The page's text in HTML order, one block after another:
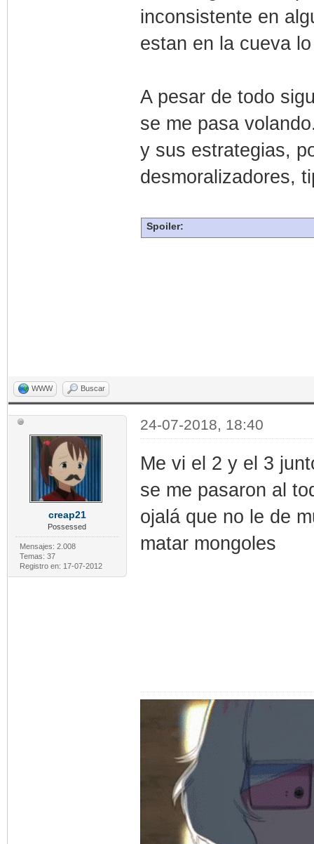
inconsistente en
estan en la cueva
A pesar de todo
se me pasa
y sus estrategias,
desmoralizadores,
Spoiler:
WWW Buscar
creap21
Possessed
Mensajes: 2.008
Temas: 37
Registro en: 17-07-2012
24-07-2018, 18:40
Me vi el 2 y el 3
se me pasaron al
ojalá que no le de
matar mongoles